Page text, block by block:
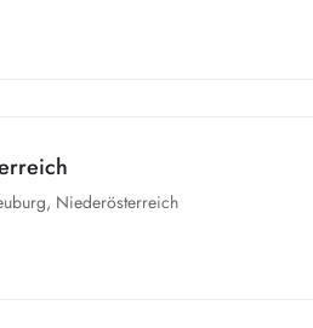
, Niederösterreich